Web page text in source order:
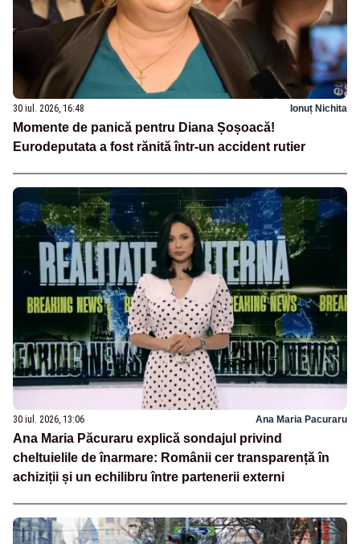
30 iul. 2026, 16:48 Ionuț Nichita
Momente de panică pentru Diana Șoșoacă!
Eurodeputata a fost rănită într-un accident rutier
30 iul. 2026, 13:06 Ana Maria Pacuraru
Ana Maria Păcuraru explică sondajul privind
cheltuielile de înarmare: Românii cer transparență în
achiziții și un echilibru între partenerii externi